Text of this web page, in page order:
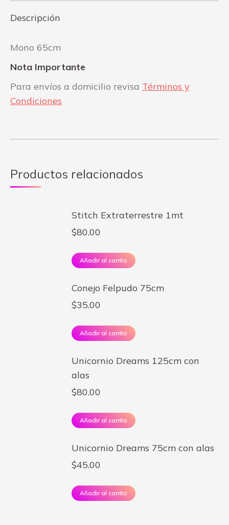
Descripción
Mono 65cm
Nota Importante
Para envíos a domicilio revisa Términos y
Condiciones
Productos relacionados
Stitch Extraterrestre 1mt
$80.00
Añadir al carrito
Conejo Felpudo 75cm
$35.00
Añadir al carrito
Unicornio Dreams 125cm con
alas
$80.00
Añadir al carrito
Unicornio Dreams 75cm con alas
$45.00
Añadir al carrito